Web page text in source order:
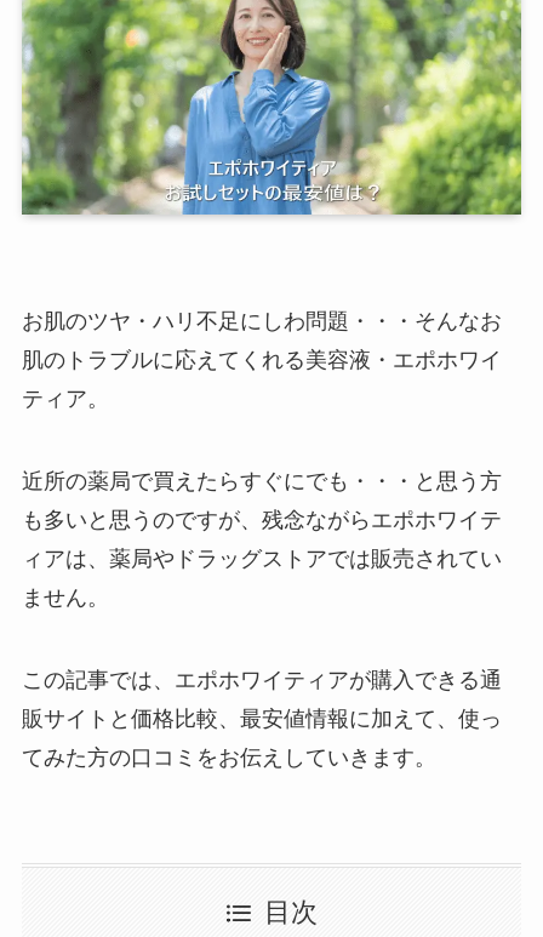
お肌のツヤ・ハリ不足にしわ問題・・・そんなお
肌のトラブルに応えてくれる美容液・エポホワイ
ティア。
近所の薬局で買えたらすぐにでも・・・と思う方
も多いと思うのですが、残念ながらエポホワイテ
ィアは、薬局やドラッグストアでは販売されてい
ません。
この記事では、エポホワイティアが購入できる通
販サイトと価格比較、最安値情報に加えて、使っ
てみた方の口コミをお伝えしていきます。
目次